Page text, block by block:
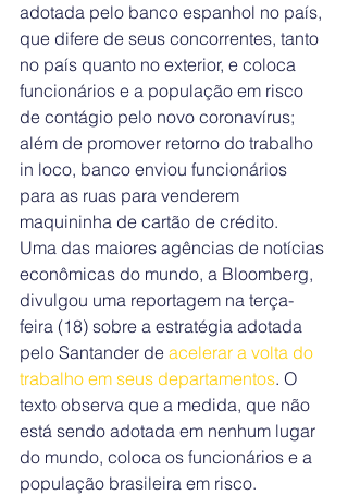
adotada pelo banco espanhol no país,
que difere de seus concorrentes, tanto
no país quanto no exterior, e coloca
funcionários e a população em risco
de contágio pelo novo coronavírus;
além de promover retorno do trabalho
in loco, banco enviou funcionários
para as ruas para venderem
maquininha de cartão de crédito.
Uma das maiores agências de notícias
econômicas do mundo, a Bloomberg,
divulgou uma reportagem na terça-
feira (18) sobre a estratégia adotada
pelo Santander de acelerar a volta do
trabalho em seus departamentos. O
texto observa que a medida, que não
está sendo adotada em nenhum lugar
do mundo, coloca os funcionários e a
população brasileira em risco.